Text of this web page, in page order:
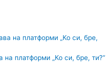
платформи „Ко си, бре, ти?“